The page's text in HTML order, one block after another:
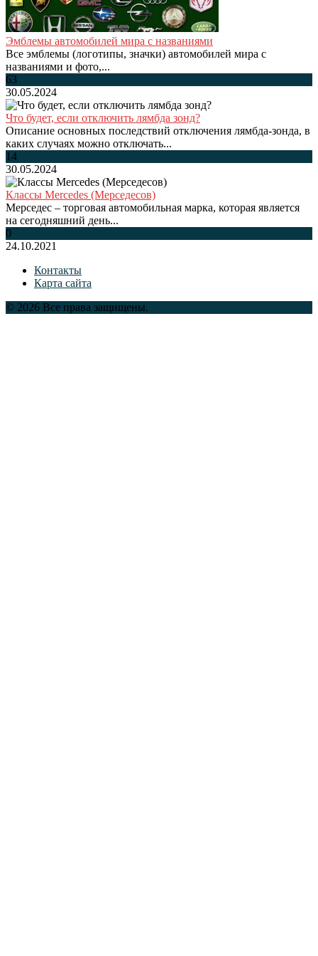
Эмблемы автомобилей мира с названиями
Все эмблемы (логотипы, значки) автомобилей мира с
названиями и фото,...
63
30.05.2024
Что будет, если отключить лямбда зонд?
Описание основных последствий отключения лямбда-зонда, в
каких случаях можно отключать...
14
30.05.2024
Классы Mercedes (Мерседесов)
Мерседес – торговая автомобильная марка, которая является
на сегодняшний день...
0
24.10.2021
Контакты
Карта сайта
© 2026 Все права защищены.